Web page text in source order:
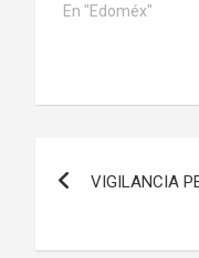
En "Edoméx"
entradas
VIGILANCIA